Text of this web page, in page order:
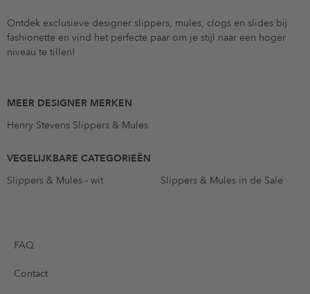
Ontdek exclusieve designer slippers, mules, clogs en slides bij
fashionette en vind het perfecte paar om je stijl naar een hoger
niveau te tillen!
MEER DESIGNER MERKEN
Henry Stevens Slippers & Mules
VEGELIJKBARE CATEGORIEËN
Slippers & Mules - wit
Slippers & Mules in de Sale
FAQ
Contact